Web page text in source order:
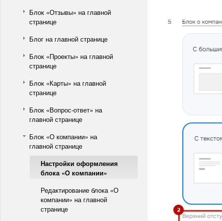
Блок «Отзывы» на главной
странице
Блог на главной странице
Блок «Проекты» на главной
странице
Блок «Карты» на главной
странице
Блок «Вопрос-ответ» на
главной странице
Блок «О компании» на
главной странице
Настройки оформления
блока «О компании»
Редактирование блока «О
компании» на главной
странице